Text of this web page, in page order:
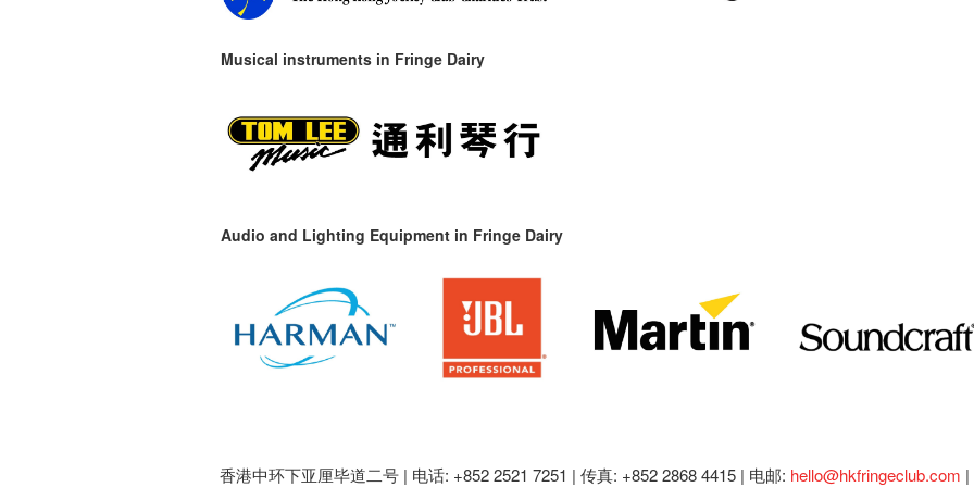
Musical instruments in Fringe Dairy
Audio and Lighting Equipment in Fringe Dairy
香港中环下亚厘毕道二号 | 电话: +852 2521 7251 | 传真: +852 2868 4415 | 电邮: hello@hkfringeclub.com |